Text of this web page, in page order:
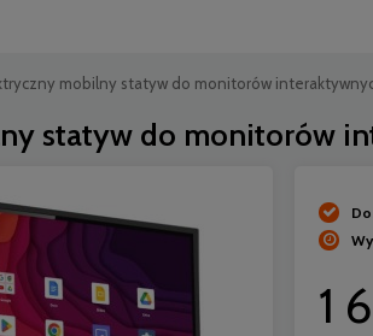
mobilny statyw do monitorów
statyw do monitorów
1